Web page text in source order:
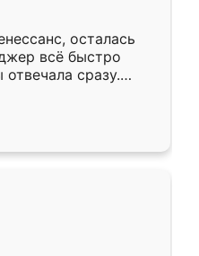
только здесь.
осталась
всё быстро
сразу.
подошёл к
Собрали
аккуратно, даже